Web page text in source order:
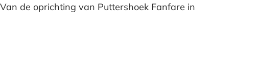
de oprichting van Puttershoek Fanfare in